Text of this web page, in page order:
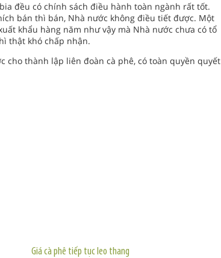
đều có chính sách điều hành toàn ngành rất tốt.
bán thì bán, Nhà nước không điều tiết được. Một
khẩu hàng năm như vậy mà Nhà nước chưa có tổ
thật khó chấp nhận.
cho thành lập liên đoàn cà phê, có toàn quyền quyết
Giá cà phê tiếp tục leo thang